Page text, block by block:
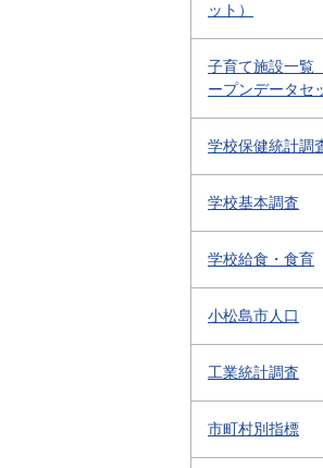
ット）
子育て施設一覧
ープンデータセ
学校保健統計調
学校基本調査
学校給食・食育
小松島市人口
工業統計調査
市町村別指標